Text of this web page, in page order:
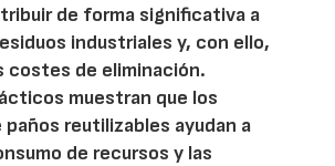
de forma significativa a
industriales y, con ello,
costes de eliminación.
muestran que los
reutilizables ayudan a
de recursos y las